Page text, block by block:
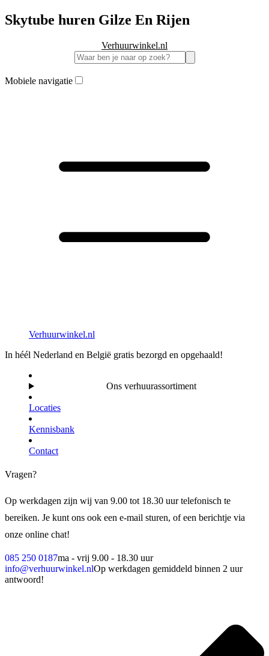
Skytube huren Gilze En Rijen
Verhuurwinkel.nl
Mobiele navigatie
Verhuurwinkel.nl
In héél Nederland en België gratis bezorgd en opgehaald!
Ons verhuurassortiment
Locaties
Kennisbank
Contact
Vragen?
Op werkdagen zijn wij van 9.00 tot 18.30 uur telefonisch te
bereiken. Je kunt ons ook een e-mail sturen, of een berichtje via
onze online chat!
085 250 0187ma - vrij 9.00 - 18.30 uur
info@verhuurwinkel.nlOp werkdagen gemiddeld binnen 2 uur
antwoord!